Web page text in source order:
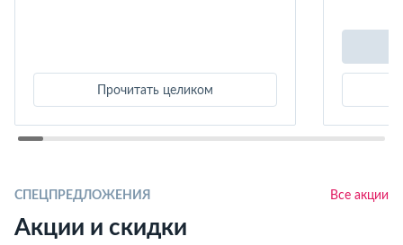
Прочитать целиком
СПЕЦПРЕДЛОЖЕНИЯ Все акции
Акции и скидки